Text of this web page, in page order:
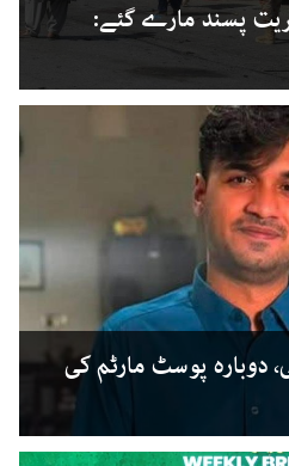
میں 12 عسکریت پسند مارے گئے:
دوبارہ پوسٹ مارٹم کی